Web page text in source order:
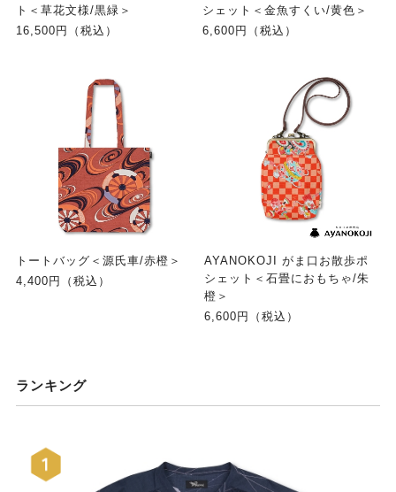
ト＜草花文様/黒緑＞
16,500円（税込）
シェット＜金魚すくい/黄色＞
6,600円（税込）
トートバッグ＜源氏車/赤橙＞
4,400円（税込）
AYANOKOJI がま口お散歩ポ
シェット＜石畳におもちゃ/朱
橙＞
6,600円（税込）
ランキング